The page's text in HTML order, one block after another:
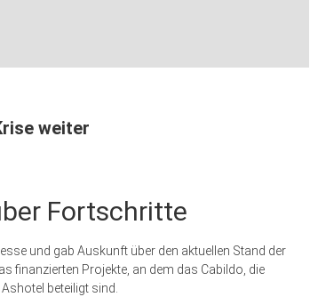
weiter
Fortschritte
und gab Auskunft über den aktuellen Stand der
finanzierten Projekte, an dem das Cabildo, die
beteiligt sind.